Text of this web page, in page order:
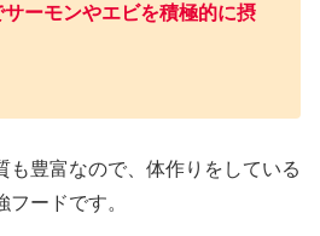
ーモンやエビを積極的に摂
も豊富なので、体作りをしている
ードです。